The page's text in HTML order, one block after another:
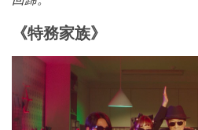
《特務家族》